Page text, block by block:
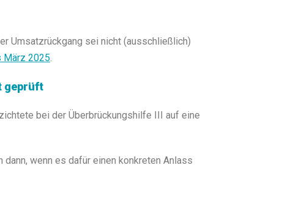
Umsatzrückgang sei nicht (ausschließlich)
März 2025.
geprüft
bei der Überbrückungshilfe III auf eine
wenn es dafür einen konkreten Anlass